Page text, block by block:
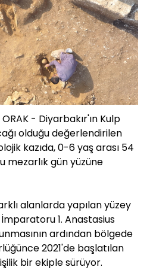
ORAK - Diyarbakır'ın Kulp
olduğu değerlendirilen
kazıda, 0-6 yaş arası 54
mezarlık gün yüzüne
alanlarda yapılan yüzey
1. Anastasius
ardından bölgede
2021'de başlatılan
bir ekiple sürüyor.